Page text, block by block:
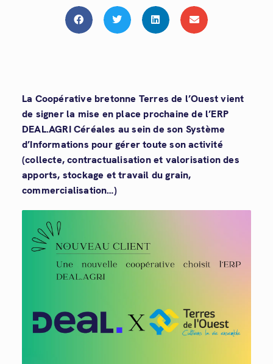
La Coopérative bretonne Terres de l’Ouest vient
de signer la mise en place prochaine de l’ERP
DEAL.AGRI Céréales au sein de son Système
d’Informations pour gérer toute son activité
(collecte, contractualisation et valorisation des
apports, stockage et travail du grain,
commercialisation…)